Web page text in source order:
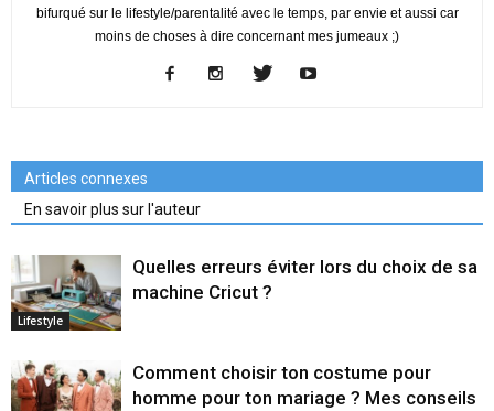
bifurqué sur le lifestyle/parentalité avec le temps, par envie et aussi car
moins de choses à dire concernant mes jumeaux ;)
Articles connexes
En savoir plus sur l'auteur
Lifestyle
Quelles erreurs éviter lors du choix de sa
machine Cricut ?
Comment choisir ton costume pour
homme pour ton mariage ? Mes conseils